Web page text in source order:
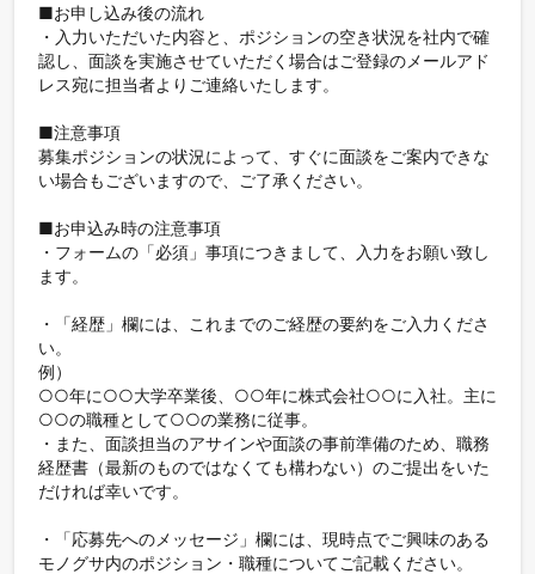
■お申し込み後の流れ
・入力いただいた内容と、ポジションの空き状況を社内で確
認し、面談を実施させていただく場合はご登録のメールアド
レス宛に担当者よりご連絡いたします。
■注意事項
募集ポジションの状況によって、すぐに面談をご案内できな
い場合もございますので、ご了承ください。
■お申込み時の注意事項
・フォームの「必須」事項につきまして、入力をお願い致し
ます。
・「経歴」欄には、これまでのご経歴の要約をご入力くださ
い。
例）
○○年に○○大学卒業後、○○年に株式会社○○に入社。主に
○○の職種として○○の業務に従事。
・また、面談担当のアサインや面談の事前準備のため、職務
経歴書（最新のものではなくても構わない）のご提出をいた
だければ幸いです。
・「応募先へのメッセージ」欄には、現時点でご興味のある
モノグサ内のポジション・職種についてご記載ください。